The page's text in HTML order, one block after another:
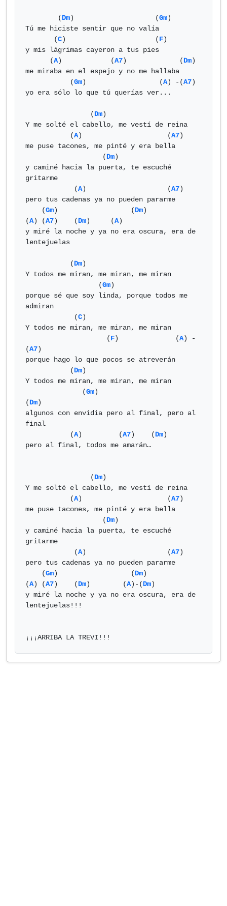
        (
Dm)                    (Gm)
Tú me hiciste sentir que no valía
       (
C)                      (F)
y mis lágrimas cayeron a tus pies
      (
A)            (A7)             (Dm)
me miraba en el espejo y no me hallaba
           (
Gm)                  (A) -(A7)
yo era sólo lo que tú querías ver...
                (
Dm)
Y me solté el cabello, me vestí de reina
           (
A)                     (A7)
me puse tacones, me pinté y era bella
                   (
Dm)
y caminé hacia la puerta, te escuché
gritarme
            (
A)                    (A7)
pero tus cadenas ya no pueden pararme
    (
Gm)                  (Dm)
(A) (A7)    (Dm)     (A)
y miré la noche y ya no era oscura, era de
lentejuelas
           (
Dm)
Y todos me miran, me miran, me miran
                  (
Gm)
porque sé que soy linda, porque todos me
admiran
            (
C)
Y todos me miran, me miran, me miran
                    (
F)              (A) -
(A7)
porque hago lo que pocos se atreverán
           (
Dm)
Y todos me miran, me miran, me miran
              (
Gm)
(Dm)
algunos con envidia pero al final, pero al
final
           (
A)         (A7)    (Dm)
pero al final, todos me amarán…
                (
Dm)
Y me solté el cabello, me vestí de reina
           (
A)                     (A7)
me puse tacones, me pinté y era bella
                   (
Dm)
y caminé hacia la puerta, te escuché
gritarme
            (
A)                    (A7)
pero tus cadenas ya no pueden pararme
    (
Gm)                  (Dm)
(A) (A7)    (Dm)        (A)-(Dm)
y miré la noche y ya no era oscura, era de
lentejuelas!!!
¡¡¡ARRIBA LA TREVI!!!